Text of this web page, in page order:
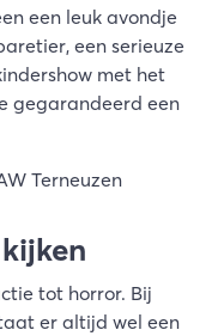
een leuk avondje
een serieuze
met het
gegarandeerd een
Terneuzen
tot horror. Bij
er altijd wel een